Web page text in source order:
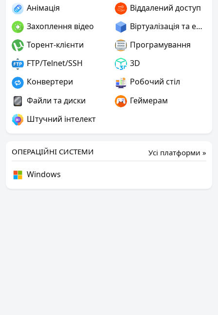
Анімація
Віддалений доступ
Захоплення відео
Віртуалізація та емуляція
Торент-клієнти
Програмування
FTP/Telnet/SSH
3D
Конвертери
Робочий стіл
Файли та диски
Геймерам
Штучний інтелект
Усі платформи »
ОПЕРАЦІЙНІ СИСТЕМИ
Windows